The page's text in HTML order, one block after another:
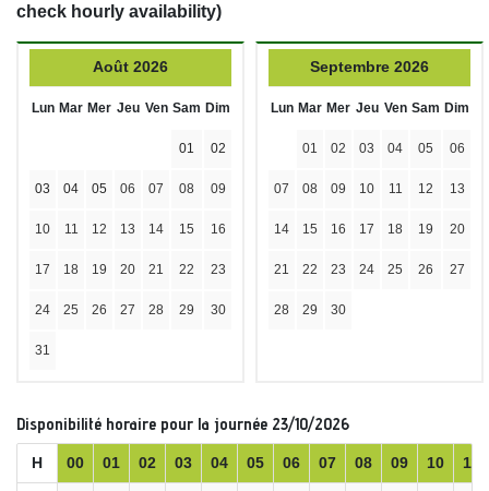
check hourly availability)
Août 2026
Lun Mar Mer Jeu Ven Sam Dim
01 02
03 04 05 06 07 08 09
10 11 12 13 14 15 16
17 18 19 20 21 22 23
24 25 26 27 28 29 30
31
Septembre 2026
Lun Mar Mer Jeu Ven Sam Dim
01 02 03 04 05 06
07 08 09 10 11 12 13
14 15 16 17 18 19 20
21 22 23 24 25 26 27
28 29 30
Disponibilité horaire pour la journée 23/10/2026
H 00 01 02 03 04 05 06 07 08 09 10 11